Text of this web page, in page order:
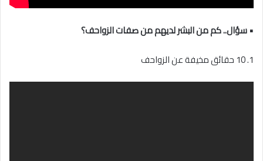
• سؤال.. كم من البشر لديهم من صفات الزواحف؟
1. 10 حقائق مخيفة عن الزواحف